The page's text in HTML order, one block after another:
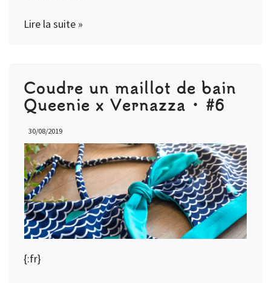
Lire la suite »
Coudre un maillot de bain
Queenie x Vernazza • #6
30/08/2019
{:fr}